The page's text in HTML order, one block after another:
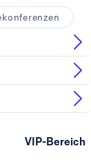
VIP-Bereich